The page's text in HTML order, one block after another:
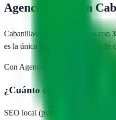
Agencias SEO en
Cabanillas del Campo cuenta con3
es la única forma de asegurarte de
Con AgenciasSEO.com describes
¿Cuánto cuesta una
SEO local (pyme)